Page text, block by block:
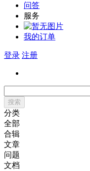
问答
服务
我的订单
登录 注册
搜索
分类
全部
合辑
文章
问题
文档